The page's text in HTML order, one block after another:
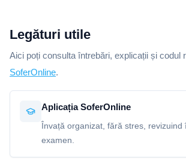
Legături utile
Aici poți consulta întrebări, explicații și codul
SoferOnline.
Aplicația SoferOnline
Învață organizat, fără stres,
examen.